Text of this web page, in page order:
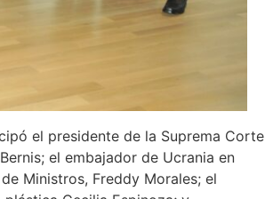
el presidente de la Suprema Corte
el embajador de Ucrania en
Ministros, Freddy Morales; el